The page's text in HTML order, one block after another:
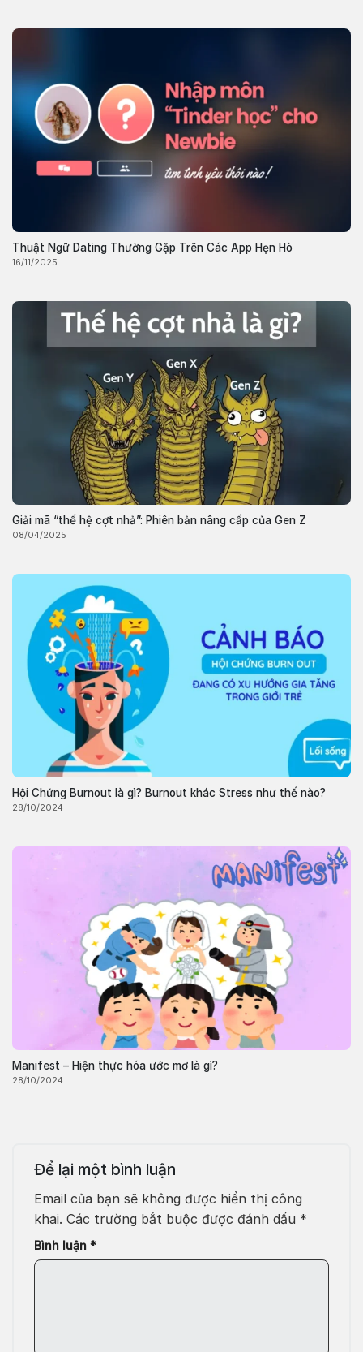
Thuật Ngữ Dating Thường Gặp Trên Các App Hẹn Hò
16/11/2025
Giải mã “thế hệ cợt nhả”: Phiên bản nâng cấp của Gen Z
08/04/2025
Hội Chứng Burnout là gì? Burnout khác Stress như thế nào?
28/10/2024
Manifest – Hiện thực hóa ước mơ là gì?
28/10/2024
Để lại một bình luận
Email của bạn sẽ không được hiển thị công
khai. Các trường bắt buộc được đánh dấu *
Bình luận *